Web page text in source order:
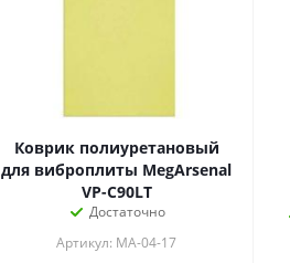
Коврик полиуретановый
для виброплиты MegArsenal
VP-C90LT
Достаточно
Артикул: МА-04-17